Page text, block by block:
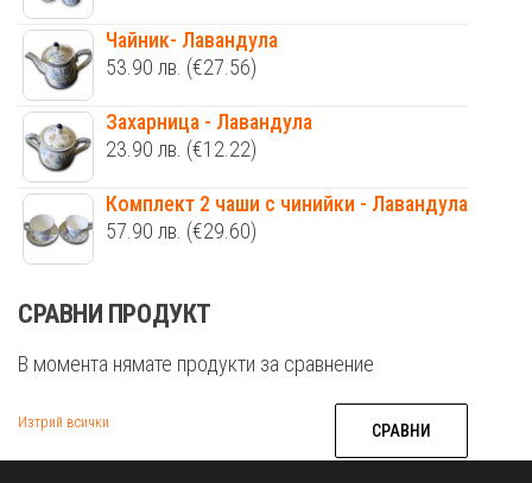
Чайник- Лавандула
53.90 лв. (€27.56)
Захарница - Лавандула
23.90 лв. (€12.22)
Комплект 2 чаши с чинийки - Лавандула
57.90 лв. (€29.60)
СРАВНИ ПРОДУКТ
В момента нямате продукти за сравнение
Изтрий всички СРАВНИ